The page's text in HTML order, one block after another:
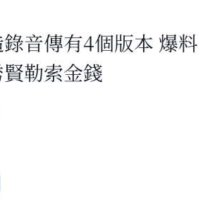
音傳有4個版本 爆料
勒索金錢